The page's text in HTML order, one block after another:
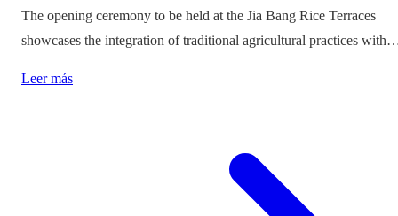
The opening ceremony to be held at the Jia Bang Rice Terraces
showcases the integration of traditional agricultural practices with
authenticity and cultural preservation amidst commercialization.
Leer más